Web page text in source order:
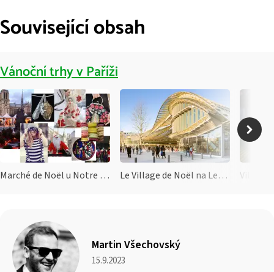
Související obsah
Vánoční trhy v Paříži
Marché de Noël u Notre Dame Le Village de Noël na Les Halles
Martin Všechovský
15.9.2023